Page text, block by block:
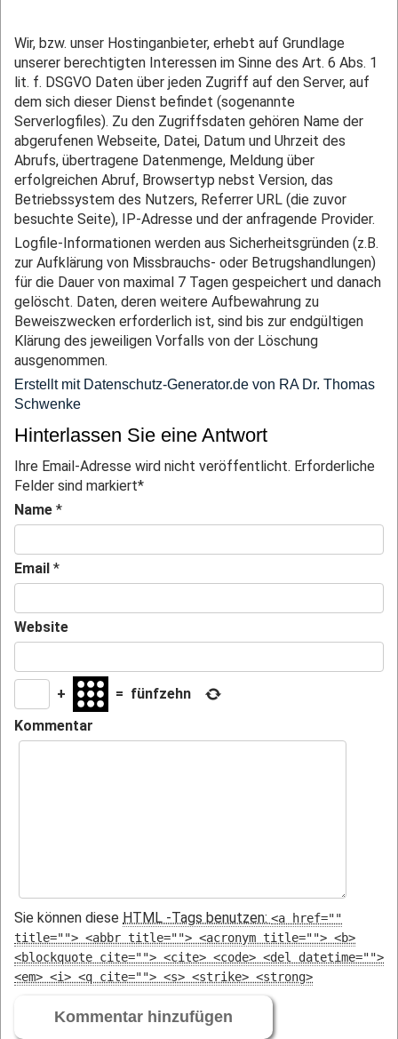
Wir, bzw. unser Hostinganbieter, erhebt auf Grundlage
unserer berechtigten Interessen im Sinne des Art. 6 Abs. 1
lit. f. DSGVO Daten über jeden Zugriff auf den Server, auf
dem sich dieser Dienst befindet (sogenannte
Serverlogfiles). Zu den Zugriffsdaten gehören Name der
abgerufenen Webseite, Datei, Datum und Uhrzeit des
Abrufs, übertragene Datenmenge, Meldung über
erfolgreichen Abruf, Browsertyp nebst Version, das
Betriebssystem des Nutzers, Referrer URL (die zuvor
besuchte Seite), IP-Adresse und der anfragende Provider.
Logfile-Informationen werden aus Sicherheitsgründen (z.B.
zur Aufklärung von Missbrauchs- oder Betrugshandlungen)
für die Dauer von maximal 7 Tagen gespeichert und danach
gelöscht. Daten, deren weitere Aufbewahrung zu
Beweiszwecken erforderlich ist, sind bis zur endgültigen
Klärung des jeweiligen Vorfalls von der Löschung
ausgenommen.
Erstellt mit Datenschutz-Generator.de von RA Dr. Thomas
Schwenke
Hinterlassen Sie eine Antwort
Ihre Email-Adresse wird nicht veröffentlicht. Erforderliche
Felder sind markiert*
Name *
Email *
Website
+ = fünfzehn
Kommentar
Sie können diese HTML -Tags benutzen: <a href=""
title=""> <abbr title=""> <acronym title=""> <b>
<blockquote cite=""> <cite> <code> <del datetime="">
<em> <i> <q cite=""> <s> <strike> <strong>